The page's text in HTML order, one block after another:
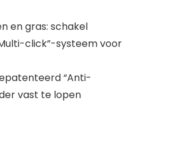
en gras: schakel
click”-systeem voor
“Anti-
vast te lopen